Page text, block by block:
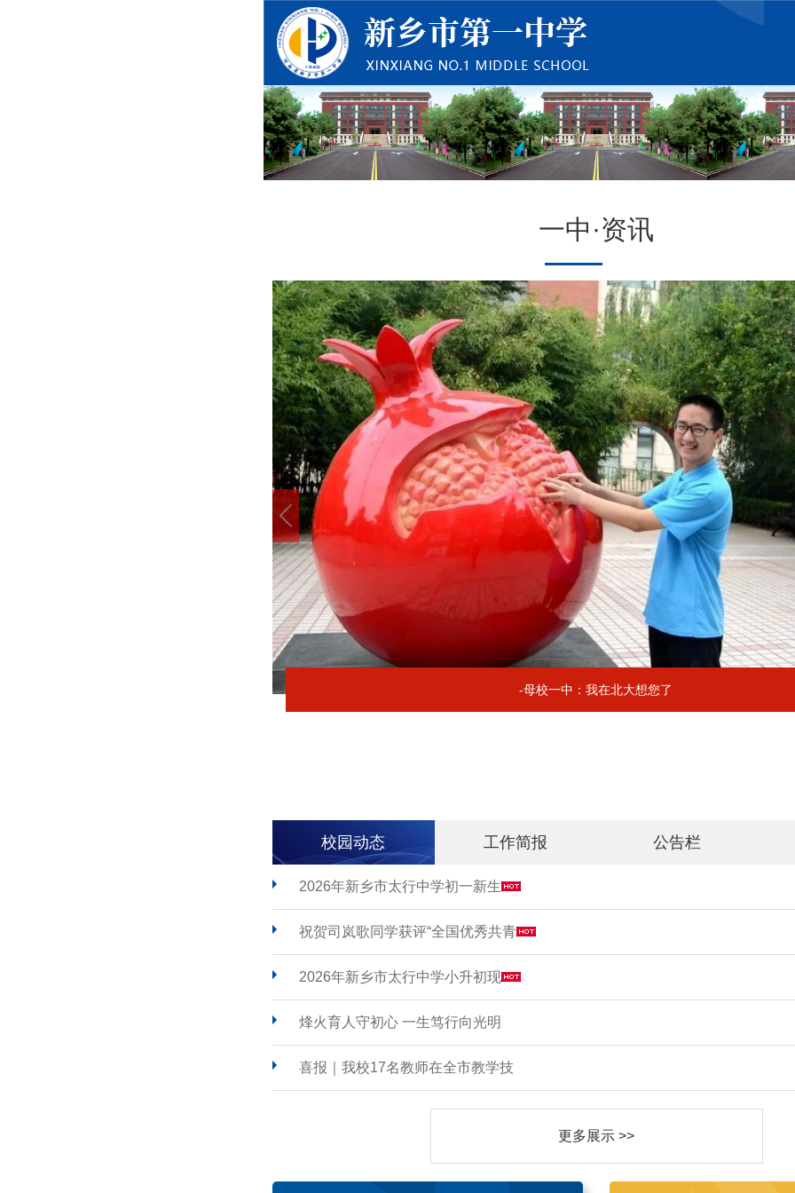
一中·资讯
-母校一中：我在北大想您了
校园动态 工作简报 公告栏
2026年新乡市太行中学初一新生
祝贺司岚歌同学获评“全国优秀共青
2026年新乡市太行中学小升初现
烽火育人守初心 一生笃行向光明
喜报｜我校17名教师在全市教学技
更多展示 >>